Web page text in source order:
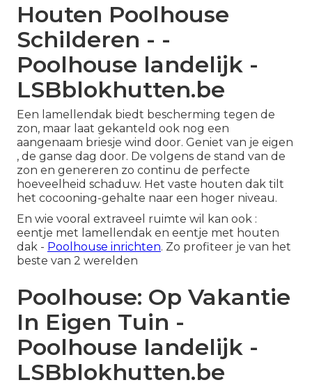
Houten Poolhouse
Schilderen - -
Poolhouse landelijk -
LSBblokhutten.be
Een lamellendak biedt bescherming tegen de
zon, maar laat gekanteld ook nog een
aangenaam briesje wind door. Geniet van je eigen
, de ganse dag door. De volgens de stand van de
zon en genereren zo continu de perfecte
hoeveelheid schaduw. Het vaste houten dak tilt
het cocooning-gehalte naar een hoger niveau.
En wie vooral extraveel ruimte wil kan ook :
eentje met lamellendak en eentje met houten
dak - Poolhouse inrichten. Zo profiteer je van het
beste van 2 werelden
Poolhouse: Op Vakantie
In Eigen Tuin -
Poolhouse landelijk -
LSBblokhutten.be